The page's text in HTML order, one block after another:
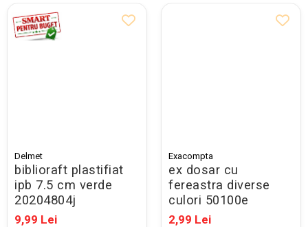
Delmet
biblioraft plastifiat
ipb 7.5 cm verde
20204804j
9,99 Lei
Exacompta
ex dosar cu
fereastra diverse
culori 50100e
2,99 Lei